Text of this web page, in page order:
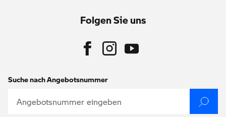
Folgen Sie uns
Suche nach Angebotsnummer